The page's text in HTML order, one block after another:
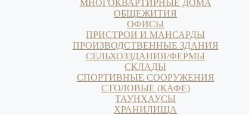
МНОГОКВАРТИРНЫЕ ДОМА
ОБЩЕЖИТИЯ
ОФИСЫ
ПРИСТРОИ И МАНСАРДЫ
ПРОИЗВОДСТВЕННЫЕ ЗДАНИЯ
СЕЛЬХОЗЗДАНИЯ/ФЕРМЫ
СКЛАДЫ
СПОРТИВНЫЕ СООРУЖЕНИЯ
СТОЛОВЫЕ (КАФЕ)
ТАУНХАУСЫ
ХРАНИЛИЩА